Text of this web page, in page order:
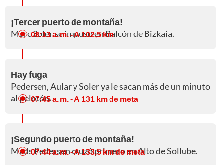
¡Tercer puerto de montaña!
Marc Soler se impuso en Balcón de Bizkaia.
08:13 a. m.- A 102,5 km
Hay fuga
Pedersen, Aular y Soler ya le sacan más de un minuto
al pelotón.
07:45 a. m.- A 131 km de meta
¡Segundo puerto de montaña!
Mads Pedersen cruzó primero en Alto de Sollube.
07:44 a. m.- A 133,5 km de meta